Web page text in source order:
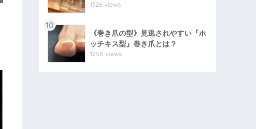
1326 views
10
《巻き爪の型》見逃されやすい『ホ
ッチキス型』巻き爪とは？
1258 views